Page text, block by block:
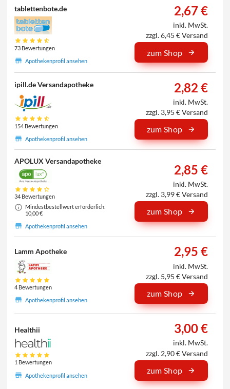
tablettenbote.de
73 Bewertungen
Apothekenprofil ansehen
2,67 €
inkl. MwSt.
zzgl. 6,45 € Versand
zum Shop
ipill.de Versandapotheke
154 Bewertungen
Apothekenprofil ansehen
2,82 €
inkl. MwSt.
zzgl. 3,95 € Versand
zum Shop
APOLUX Versandapotheke
34 Bewertungen
Mindestbestellwert erforderlich:
10,00 €
Apothekenprofil ansehen
2,85 €
inkl. MwSt.
zzgl. 3,99 € Versand
zum Shop
Lamm Apotheke
4 Bewertungen
Apothekenprofil ansehen
2,95 €
inkl. MwSt.
zzgl. 5,95 € Versand
zum Shop
Healthii
1 Bewertungen
Apothekenprofil ansehen
3,00 €
inkl. MwSt.
zzgl. 2,90 € Versand
zum Shop